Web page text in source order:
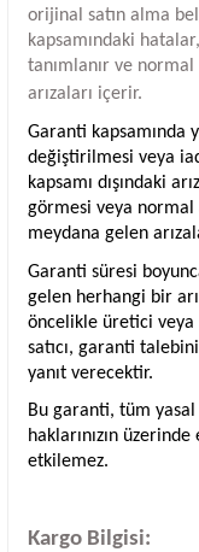
orijinal satın alma
kapsamındaki
tanımlanır ve
arızaları içerir.
Garanti kapsamında
değiştirilmesi veya
kapsamı dışındaki
görmesi veya normal
meydana gelen
Garanti süresi
gelen herhangi bir
öncelikle üretici veya
satıcı, garanti
yanıt verecektir.
Bu garanti, tüm yasal
haklarınızın
etkilemez.
Kargo Bilgisi: